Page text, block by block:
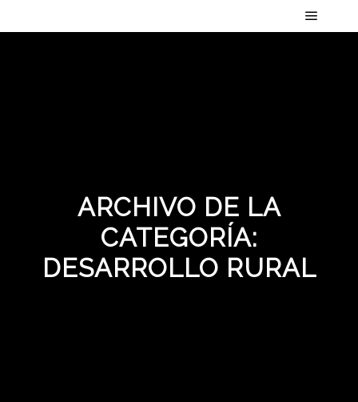
Menú
ARCHIVO DE LA
CATEGORÍA:
DESARROLLO RURAL